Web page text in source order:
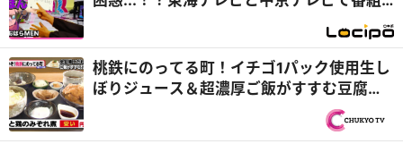
桃鉄にのってる町！イチゴ1パック使用生し
ぼりジュース＆超濃厚ご飯がすすむ豆腐丼